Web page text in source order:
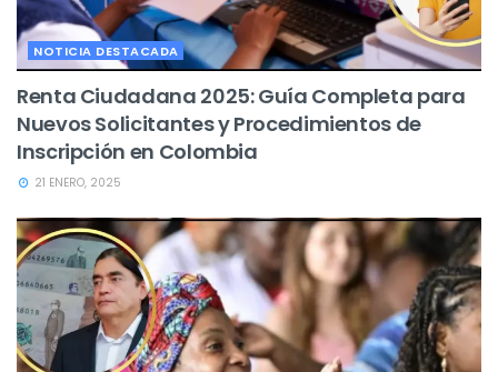
NOTICIA DESTACADA
Renta Ciudadana 2025: Guía Completa para
Nuevos Solicitantes y Procedimientos de
Inscripción en Colombia
21 ENERO, 2025